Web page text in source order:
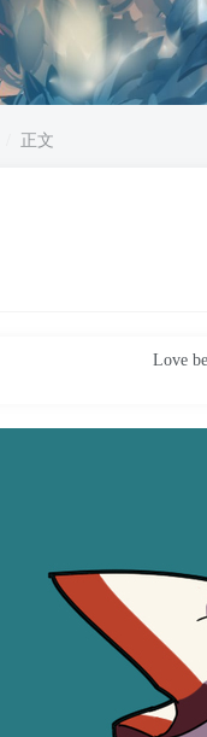
正文
Love